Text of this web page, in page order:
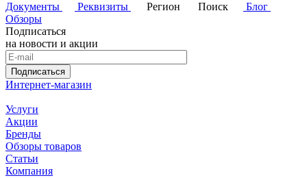
Документы
Реквизиты Регион Поиск
Блог
Обзоры
Подписаться
на новости и акции
Подписаться
Интернет-магазин
Услуги
Акции
Бренды
Обзоры товаров
Статьи
Компания